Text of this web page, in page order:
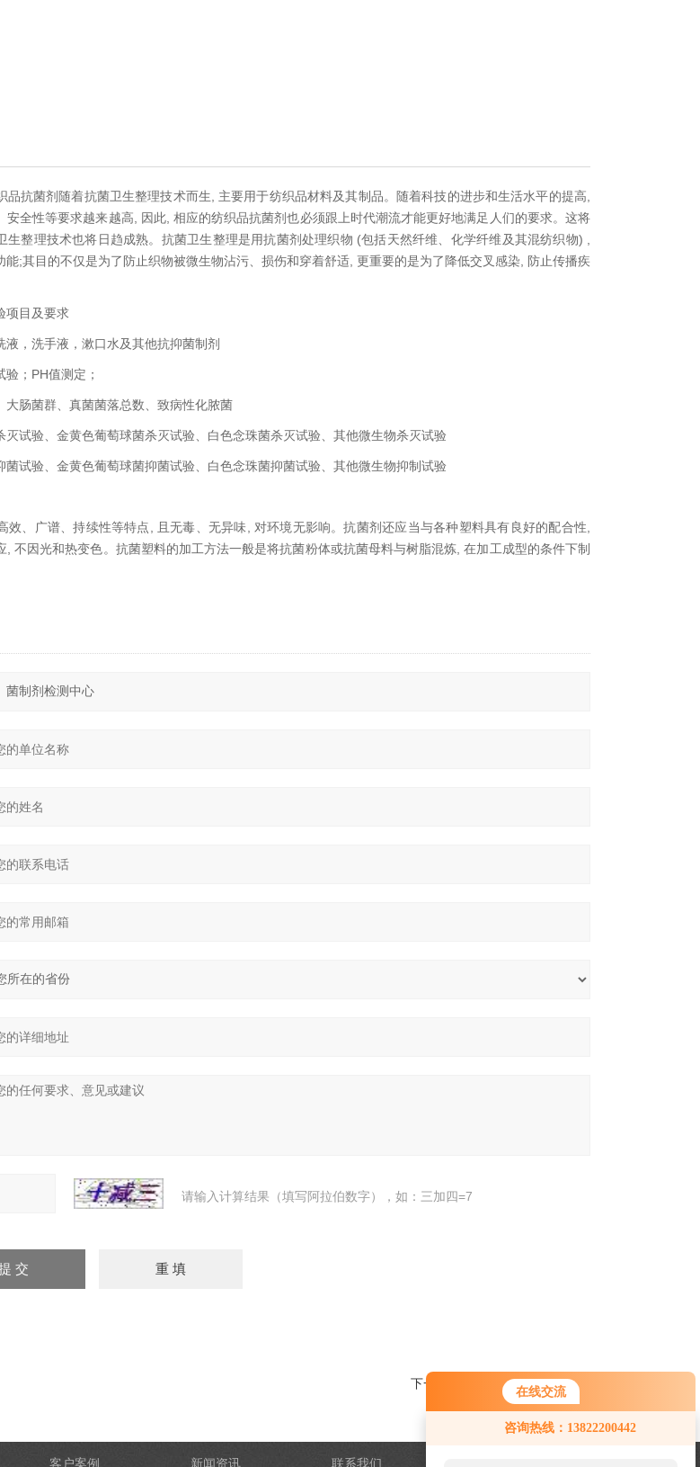
在线交流
咨询热线：13822200442
品抗菌剂随着抗菌卫生整理技术而生, 主要用于纺织品材料及其制品。随着科技的进步和生活水平的提高,
安全性等要求越来越高, 因此, 相应的纺织品抗菌剂也必须跟上时代潮流才能更好地满足人们的要求。这将
生整理技术也将日趋成熟。抗菌卫生整理是用抗菌剂处理织物 (包括天然纤维、化学纤维及其混纺织物) ,
能;其目的不仅是为了防止织物被微生物沾污、损伤和穿着舒适, 更重要的是为了降低交叉感染, 防止传播疾
项目及要求
，洗手液，漱口水及其他抗抑菌制剂
；PH值测定；
大肠菌群、真菌菌落总数、致病性化脓菌
灭试验、金黄色葡萄球菌杀灭试验、白色念珠菌杀灭试验、其他微生物杀灭试验
菌试验、金黄色葡萄球菌抑菌试验、白色念珠菌抑菌试验、其他微生物抑制试验
效、广谱、持续性等特点, 且无毒、无异味, 对环境无影响。抗菌剂还应当与各种塑料具有良好的配合性,
不因光和热变色。抗菌塑料的加工方法一般是将抗菌粉体或抗菌母料与树脂混炼, 在加工成型的条件下制
请输入计算结果（填写阿拉伯数字），如：三加四=7
下一个： 涂料抗菌防霉检测中心
客户案例 新闻资讯 联系我们